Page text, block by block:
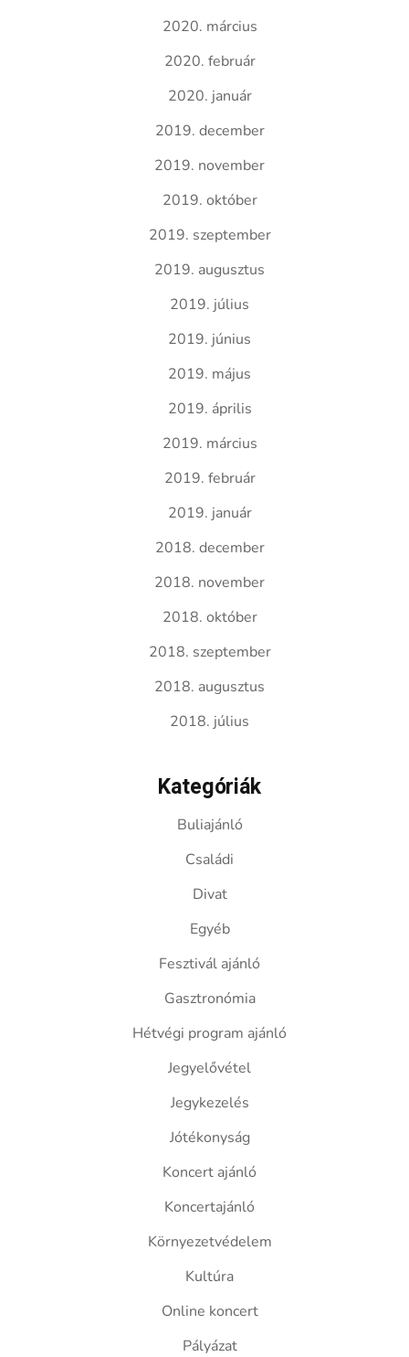
2020. március
2020. február
2020. január
2019. december
2019. november
2019. október
2019. szeptember
2019. augusztus
2019. július
2019. június
2019. május
2019. április
2019. március
2019. február
2019. január
2018. december
2018. november
2018. október
2018. szeptember
2018. augusztus
2018. július
Kategóriák
Buliajánló
Családi
Divat
Egyéb
Fesztivál ajánló
Gasztronómia
Hétvégi program ajánló
Jegyelővétel
Jegykezelés
Jótékonyság
Koncert ajánló
Koncertajánló
Környezetvédelem
Kultúra
Online koncert
Pályázat